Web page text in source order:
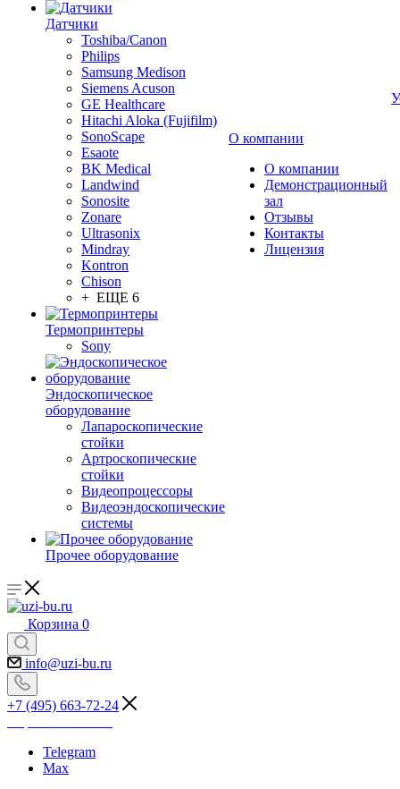
Датчики
Toshiba/Canon
Philips
Samsung Medison
Siemens Acuson
GE Healthcare
Hitachi Aloka (Fujifilm)
SonoScape
Esaote
BK Medical
Landwind
Sonosite
Zonare
Ultrasonix
Mindray
Kontron
Chison
+ ЕЩЕ 6
Термопринтеры
Sony
Эндоскопическое
оборудование
Лапароскопические
стойки
Артроскопические
стойки
Видеопроцессоры
Видеоэндоскопические
системы
Прочее оборудование
О компании
О компании
Демонстрационный
зал
Отзывы
Контакты
Лицензия
Корзина 0
info@uzi-bu.ru
+7 (495) 663-72-24
Telegram
Max